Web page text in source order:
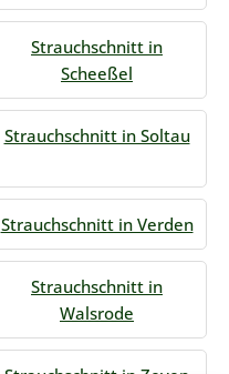
Strauchschnitt in
Scheeßel
Strauchschnitt in Soltau
Strauchschnitt in Verden
Strauchschnitt in
Walsrode